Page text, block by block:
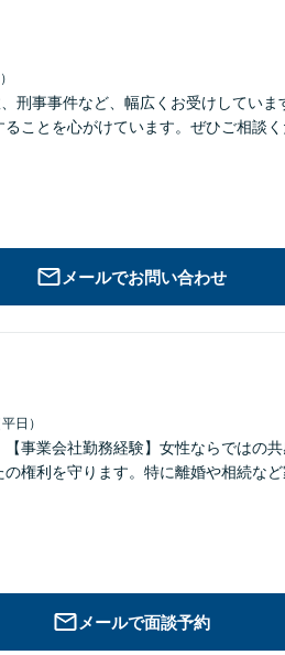
刑事事件など、幅広くお受けしていま
ことを心がけています。ぜひご相談
メールでお問い合わせ
日）
事業会社勤務経験】女性ならではの
権利を守ります。特に離婚や相続な
メールで面談予約